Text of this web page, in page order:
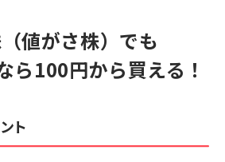
値がさ株）でも
ら100円から買える！
ト